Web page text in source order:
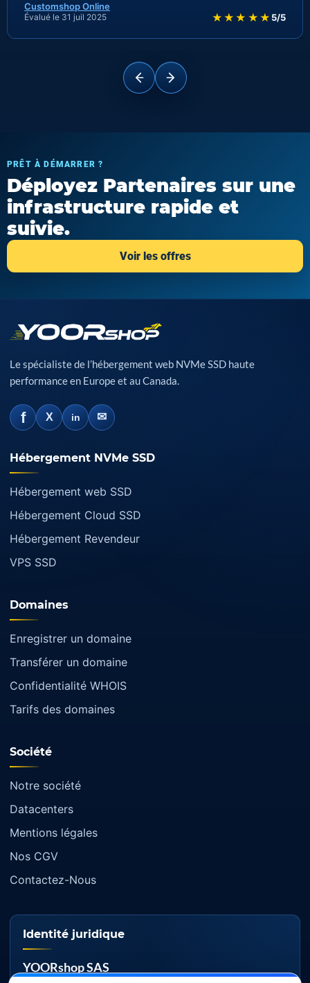
Customshop Online
Évalué le 31 juil 2025 ★★★★★ 5/5
PRÊT À DÉMARRER ?
Déployez Partenaires sur une
infrastructure rapide et
suivie.
Voir les offres
Le spécialiste de l’hébergement web NVMe SSD haute
performance en Europe et au Canada.
f X in ✉
Hébergement NVMe SSD
Hébergement web SSD
Hébergement Cloud SSD
Hébergement Revendeur
VPS SSD
Domaines
Enregistrer un domaine
Transférer un domaine
Confidentialité WHOIS
Tarifs des domaines
Société
Notre société
Datacenters
Mentions légales
Nos CGV
Contactez-Nous
Identité juridique
YOORshop SAS